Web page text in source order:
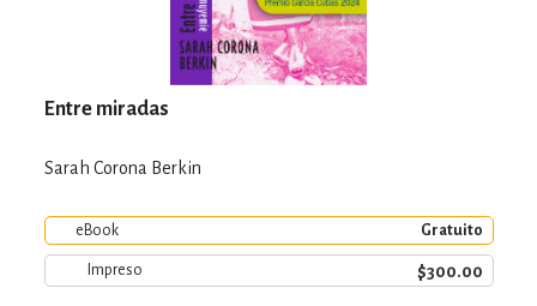
Entre miradas
Sarah Corona Berkin
eBook Gratuito
Impreso $300.00